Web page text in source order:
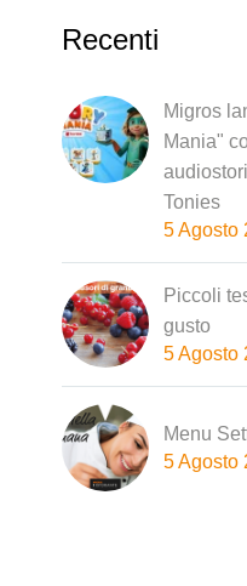
Recenti
Migros
Mania"
Tonies
5 Agosto
Piccoli
gusto
5 Agosto
Menu
5 Agosto